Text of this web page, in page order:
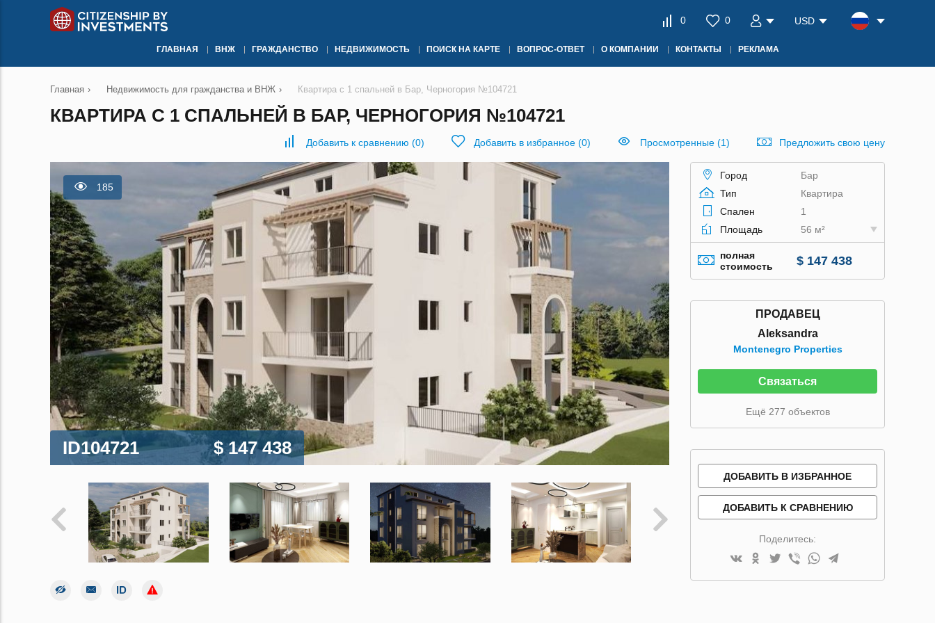
0 0 USD
ГЛАВНАЯ ВНЖ ГРАЖДАНСТВО НЕДВИЖИМОСТЬ ПОИСК НА КАРТЕ ВОПРОС-ОТВЕТ О КОМПАНИИ КОНТАКТЫ РЕКЛАМА
Главная › Недвижимость для гражданства и ВНЖ › Квартира с 1 спальней в Бар, Черногория №104721
КВАРТИРА С 1 СПАЛЬНЕЙ В БАР, ЧЕРНОГОРИЯ №104721
Добавить к сравнению (0) Добавить в избранное (0) Просмотренные (1) Предложить свою цену
185
ID104721 $ 147 438
Город
Бар
Тип
Квартира
Спален
1
Площадь
56 м²
полная
стоимость
$ 147 438
ПРОДАВЕЦ
Aleksandra
Montenegro Properties
Связаться
Ещё 277 объектов
ДОБАВИТЬ В ИЗБРАННОЕ
ДОБАВИТЬ К СРАВНЕНИЮ
Поделитесь: